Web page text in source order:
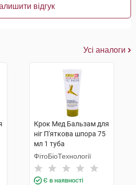
відгук
Усі аналоги
Крок Мед Бальзам для
ніг П'яткова шпора 75
мл 1 туба
ФітоБіоТехнології
Є в наявності